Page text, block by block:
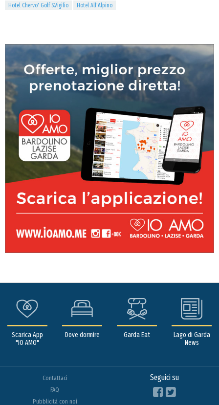
Hotel Chervo' Golf S.Vigilio Hotel All'Alpino
Scarica App
"IO AMO"
Dove dormire Garda Eat
Lago di Garda
News
Contattaci
FAQ
Pubblicità con noi
Seguici su